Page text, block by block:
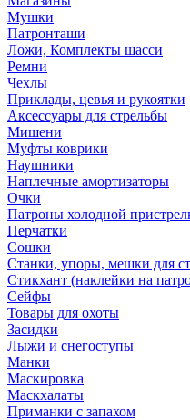
Мушки
Патронташи
Ложи, Комплекты шасси
Ремни
Чехлы
Приклады, цевья и рукоятки
Аксессуары для стрельбы
Мишени
Муфты коврики
Наушники
Наплечные амортизаторы
Очки
Патроны холодной
Перчатки
Сошки
Станки, упоры, мешки для
Стикхант (наклейки на
Сейфы
Товары для охоты
Засидки
Лыжи и снегоступы
Манки
Маскировка
Маскхалаты
Приманки с запахом